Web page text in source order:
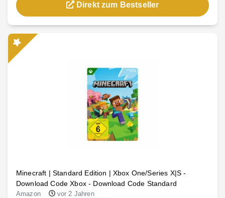
Direkt zum Bestseller
Minecraft | Standard Edition | Xbox One/Series X|S -
Download Code Xbox - Download Code Standard
Amazon vor 2 Jahren